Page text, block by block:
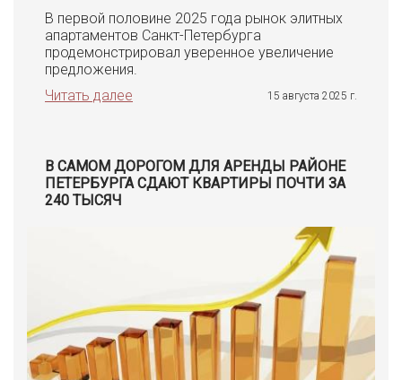
В первой половине 2025 года рынок элитных
апартаментов Санкт-Петербурга
продемонстрировал уверенное увеличение
предложения.
Читать далее
15 августа 2025 г.
В САМОМ ДОРОГОМ ДЛЯ АРЕНДЫ РАЙОНЕ
ПЕТЕРБУРГА СДАЮТ КВАРТИРЫ ПОЧТИ ЗА
240 ТЫСЯЧ